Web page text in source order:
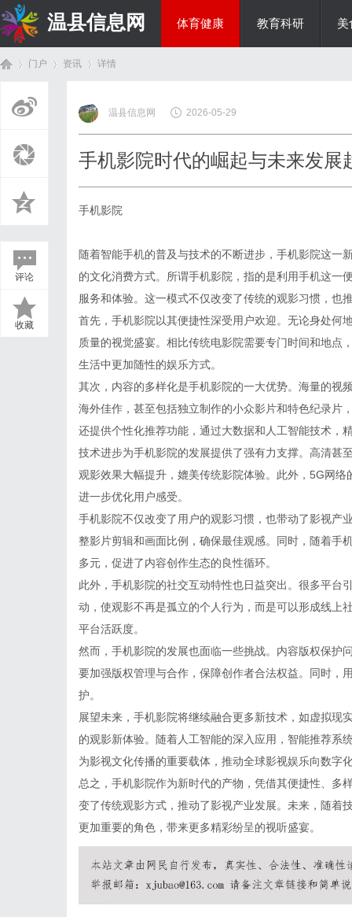
温县信息网 体育健康 教育科研 美
门户 资讯
›
详情
评论
收藏
温县信息网 2026-05-29
手机影院时代的崛起与未来发展
手机影院
随着智能手机的普及与技术的不断进步，手机影院这一
的文化消费方式。所谓手机影院，指的是利用手机这一
服务和体验。这一模式不仅改变了传统的观影习惯，也
首先，手机影院以其便捷性深受用户欢迎。无论身处何
质量的视觉盛宴。相比传统电影院需要专门时间和地点
生活中更加随性的娱乐方式。
其次，内容的多样化是手机影院的一大优势。海量的视
海外佳作，甚至包括独立制作的小众影片和特色纪录片
还提供个性化推荐功能，通过大数据和人工智能技术，
技术进步为手机影院的发展提供了强有力支撑。高清甚
观影效果大幅提升，媲美传统影院体验。此外，5G网
进一步优化用户感受。
手机影院不仅改变了用户的观影习惯，也带动了影视产
整影片剪辑和画面比例，确保最佳观感。同时，随着手
多元，促进了内容创作生态的良性循环。
此外，手机影院的社交互动特性也日益突出。很多平台
动，使观影不再是孤立的个人行为，而是可以形成线上
平台活跃度。
然而，手机影院的发展也面临一些挑战。内容版权保护
要加强版权管理与合作，保障创作者合法权益。同时，
护。
展望未来，手机影院将继续融合更多新技术，如虚拟现
的观影新体验。随着人工智能的深入应用，智能推荐系
为影视文化传播的重要载体，推动全球影视娱乐向数字
总之，手机影院作为新时代的产物，凭借其便捷性、多
变了传统观影方式，推动了影视产业发展。未来，随着
更加重要的角色，带来更多精彩纷呈的视听盛宴。